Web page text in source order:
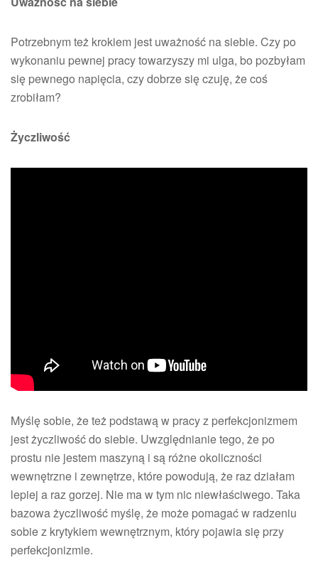
Potrzebnym też krokiem jest uważność na siebie. Czy po
wykonaniu pewnej pracy towarzyszy mi ulga, bo pozbyłam
się pewnego napięcia, czy dobrze się czuję, że coś
zrobiłam?
Życzliwość
Myślę sobie, że też podstawą w pracy z perfekcjonizmem
jest życzliwość do siebie. Uwzględnianie tego, że po
prostu nie jestem maszyną i są różne okoliczności
wewnętrzne i zewnętrze, które powodują, że raz działam
lepiej a raz gorzej. Nie ma w tym nic niewłaściwego. Taka
bazowa życzliwość myślę, że może pomagać w radzeniu
sobie z krytykiem wewnętrznym, który pojawia się przy
perfekcjonizmie.